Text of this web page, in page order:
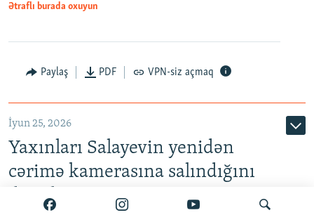
Ətraflı burada oxuyun
Paylaş PDF VPN-siz açmaq
İyun 25, 2026
Yaxınları Salayevin yenidən
cərimə kamerasına salındığını
deyirlər